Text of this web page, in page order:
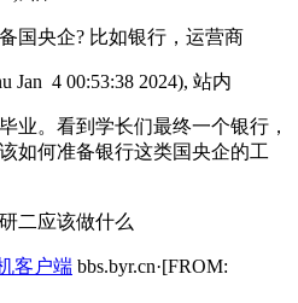
国央企? 比如银行，运营商
Jan 4 00:53:38 2024), 站内
业。看到学长们最终一个银行，
如何准备银行这类国央企的工
二应该做什么
客户端 bbs.byr.cn·[FROM: